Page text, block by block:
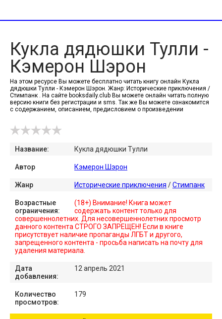
Кукла дядюшки Тулли -
Кэмерон Шэрон
На этом ресурсе Вы можете бесплатно читать книгу онлайн Кукла
дядюшки Тулли - Кэмерон Шэрон. Жанр: Исторические приключения /
Стимпанк . На сайте booksdaily.club Вы можете онлайн читать полную
версию книги без регистрации и sms. Так же Вы можете ознакомится
с содержанием, описанием, предисловием о произведении
Название: Кукла дядюшки Тулли
Автор Кэмерон Шэрон
Жанр Исторические приключения /Стимпанк
Возрастные
ограничения:
(18+) Внимание! Книга может
содержать контент только для
совершеннолетних. Для несовершеннолетних просмотр
данного контента СТРОГО ЗАПРЕЩЕН! Если в книге
присутствует наличие пропаганды ЛГБТ и другого,
запрещенного контента - просьба написать на почту для
удаления материала.
Дата
добавления:
12 апрель 2021
Количество
просмотров:
179